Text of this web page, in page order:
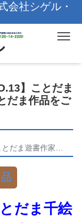
会社シゲル・
】ことだま
だま作品をご
ま作品をご紹介致します☆彡
だま千絵